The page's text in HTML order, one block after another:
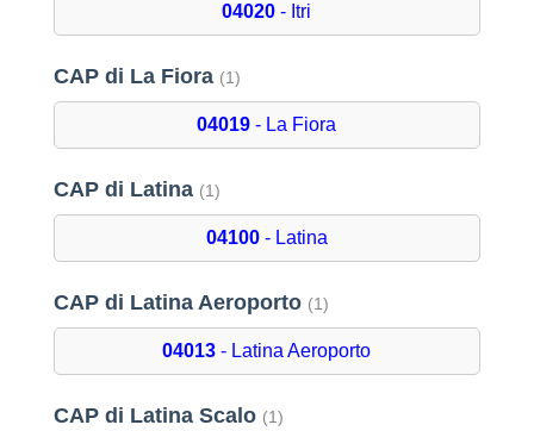
04020 - Itri
CAP di La Fiora (1)
04019 - La Fiora
CAP di Latina (1)
04100- Latina
CAP di Latina Aeroporto (1)
04013 - Latina Aeroporto
CAP di Latina Scalo (1)